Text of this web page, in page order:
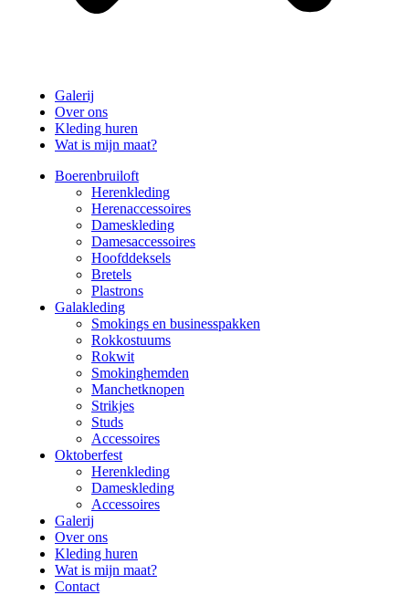
Galerij
Over ons
Kleding huren
Wat is mijn maat?
Boerenbruiloft
Herenkleding
Herenaccessoires
Dameskleding
Damesaccessoires
Hoofddeksels
Bretels
Plastrons
Galakleding
Smokings en businesspakken
Rokkostuums
Rokwit
Smokinghemden
Manchetknopen
Strikjes
Studs
Accessoires
Oktoberfest
Herenkleding
Dameskleding
Accessoires
Galerij
Over ons
Kleding huren
Wat is mijn maat?
Contact